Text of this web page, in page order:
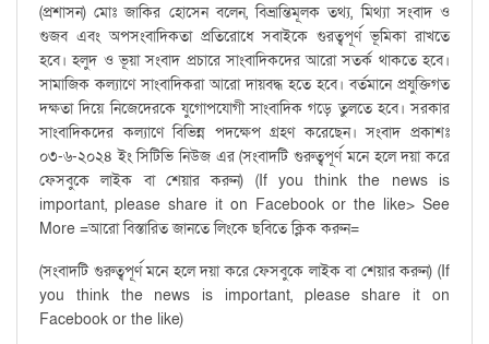
(প্রশাসন) মোঃ জাকির হোসেন বলেন, বিভ্রান্তিমূলক তথ্য, মিথ্যা সংবাদ ও
গুজব এবং অপসংবাদিকতা প্রতিরোধে সবাইকে গুরত্বপূর্ণ ভূমিকা রাখতে
হবে। হলুদ ও ভূয়া সংবাদ প্রচারে সাংবাদিকদের আরো সতর্ক থাকতে হবে।
সামাজিক কল্যাণে সাংবাদিকরা আরো দায়বদ্ধ হতে হবে। বর্তমানে প্রযুক্তিগত
দক্ষতা দিয়ে নিজেদেরকে যুগোপযোগী সাংবাদিক গড়ে তুলতে হবে। সরকার
সাংবাদিকদের কল্যাণে বিভিন্ন পদক্ষেপ গ্রহণ করেছেন। সংবাদ প্রকাশঃ
০৩-৬-২০২৪ ইং সিটিভি নিউজ এর (সংবাদটি গুরুত্বপূর্ণ মনে হলে দয়া করে
ফেসবুকে লাইক বা শেয়ার করুন) (If you think the news is
important, please share it on Facebook or the like> See
More =আরো বিস্তারিত জানতে লিংকে ছবিতে ক্লিক করুন=
(সংবাদটি গুরুত্বপূর্ণ মনে হলে দয়া করে ফেসবুকে লাইক বা শেয়ার করুন) (If
you think the news is important, please share it on
Facebook or the like)